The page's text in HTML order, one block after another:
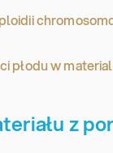
płodu w
z